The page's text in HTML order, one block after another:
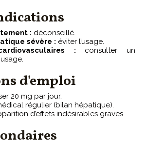
: déconseillé.
sévère : éviter l’usage.
: consulter un
d'emploi
20 mg par jour.
régulier (bilan hépatique).
d’effets indésirables graves.